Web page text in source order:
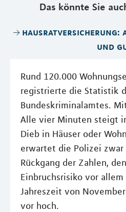
Das könnte Sie
hausratversicherung:
und
Rund 120.000
registrierte die Statistik
Bundeskriminalamtes.
Alle vier Minuten steigt
Dieb in Häuser oder
erwartet die Polizei
Rückgang der Zahlen,
Einbruchsrisiko vor
Jahreszeit von
vor hoch.